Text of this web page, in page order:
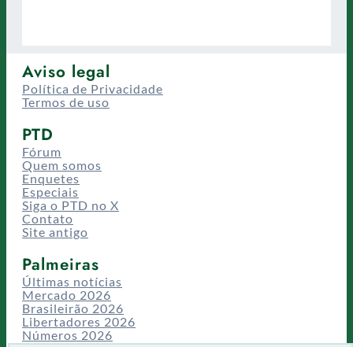
Aviso legal
Política de Privacidade
Termos de uso
PTD
Fórum
Quem somos
Enquetes
Especiais
Siga o PTD no X
Contato
Site antigo
Palmeiras
Últimas notícias
Mercado 2026
Brasileirão 2026
Libertadores 2026
Números 2026